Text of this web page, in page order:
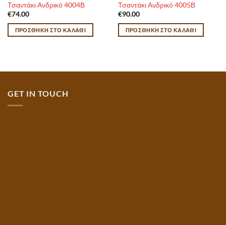
Τσαντάκι Ανδρικό 4004Β
€74.00
ΠΡΟΣΘΉΚΗ ΣΤΟ ΚΑΛΆΘΙ
Τσαντάκι Ανδρικό 4005Β
€90.00
ΠΡΟΣΘΉΚΗ ΣΤΟ ΚΑΛΆΘΙ
GET IN TOUCH